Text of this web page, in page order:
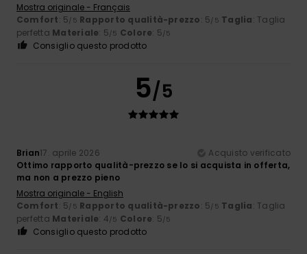
Mostra originale - Français
Comfort: 5/5 Rapporto qualità-prezzo: 5/5 Taglia: Taglia
perfetta Materiale: 5/5 Colore: 5/5
Consiglio questo prodotto
5/5
Brian17. aprile 2026
Acquisto verificato
Ottimo rapporto qualità-prezzo se lo si acquista in offerta,
ma non a prezzo pieno
Mostra originale - English
Comfort: 5/5 Rapporto qualità-prezzo: 5/5 Taglia: Taglia
perfetta Materiale: 4/5 Colore: 5/5
Consiglio questo prodotto